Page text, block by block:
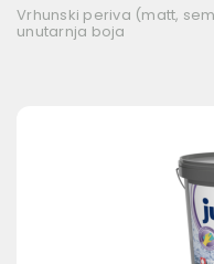
Vrhunski periva (matt,
unutarnja boja